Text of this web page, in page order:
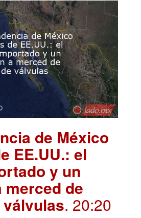
de México
EE.UU.: el
y un
merced de
. 20:20